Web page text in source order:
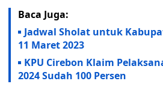
Baca Juga:
Jadwal Sholat untuk
11 Maret 2023
KPU Cirebon Klaim
2024 Sudah 100 Persen